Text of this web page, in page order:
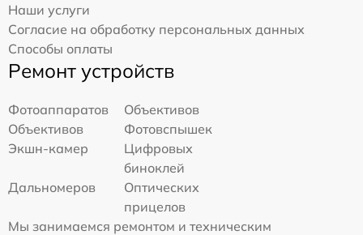
Наши услуги
Согласие на обработку персональных данных
Способы оплаты
Ремонт устройств
Фотоаппаратов
Объективов
Объективов
Фотовспышек
Экшн-камер
Цифровых
биноклей
Дальномеров
Оптических
прицелов
Мы занимаемся ремонтом и техническим